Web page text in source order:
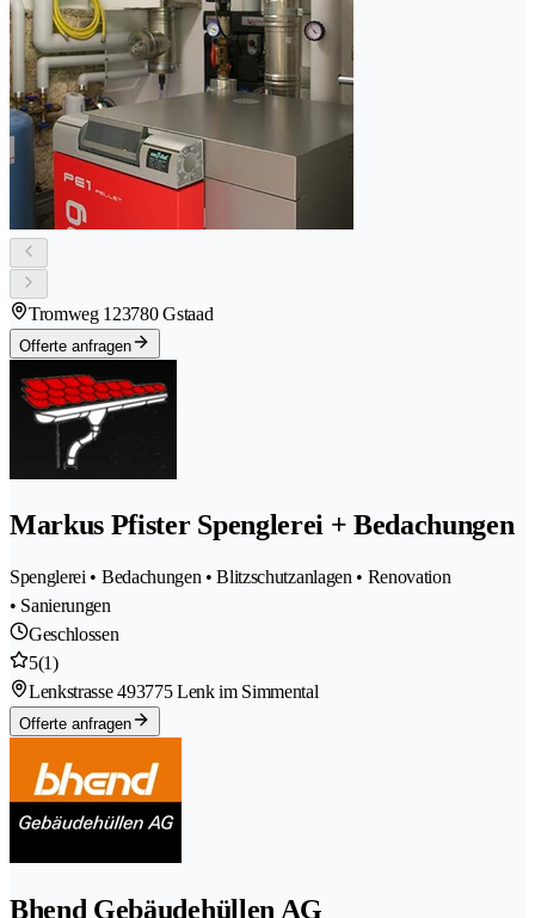
Tromweg 123780 Gstaad
Offerte anfragen
Markus Pfister Spenglerei + Bedachungen
Spenglerei • Bedachungen • Blitzschutzanlagen • Renovation
• Sanierungen
Geschlossen
5(1)
Lenkstrasse 493775 Lenk im Simmental
Offerte anfragen
Bhend Gebäudehüllen AG